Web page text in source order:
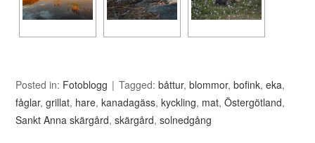
Posted in: Fotoblogg Tagged:båttur,blommor,bofink,eka,
fåglar,grillat, hare,kanadagäss,kyckling, mat,Östergötland,
Sankt Anna skärgård,skärgård,solnedgång